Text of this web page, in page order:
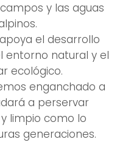
y las aguas
el desarrollo
entorno natural y el
ecológico.
enganchado a
a perservar
limpio como lo
generaciones.